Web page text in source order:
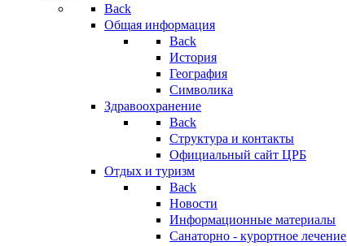
Back
Общая информация
Back
История
География
Символика
Здравоохранение
Back
Структура и контакты
Официальный сайт ЦРБ
Отдых и туризм
Back
Новости
Информационные материалы
Санаторно - курортное лечение